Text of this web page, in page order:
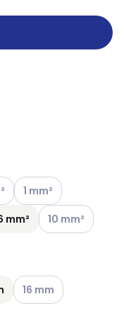
vaihtoehdot
olevat
Katso käytettävissä
1 mm²
vaihtoehdot
olevat
mm² Katso
10 mm²
vaihtoehdotolevat vaihtoehdot
olevat vaihtoehdot
Katso käytettävissä
16 mm
olevat vaihtoehdot